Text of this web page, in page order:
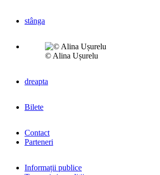
stânga
© Alina Ușurelu
dreapta
Bilete
Contact
Parteneri
Informații publice